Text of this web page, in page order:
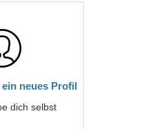
neues Profil
dich selbst